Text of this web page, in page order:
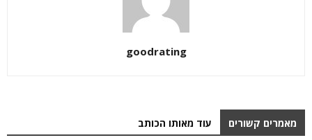
goodrating
מאמרים קשורים עוד מאותו הכותב